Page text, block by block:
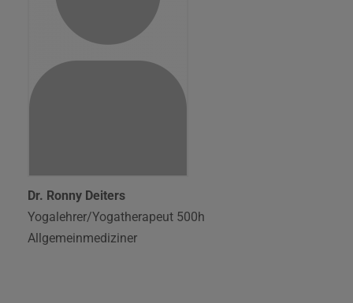
Dr. Ronny Deiters
Yogalehrer/Yogatherapeut 500h
Allgemeinmediziner